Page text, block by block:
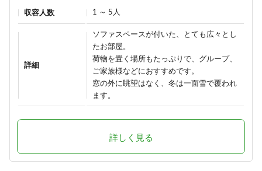
収容人数 1 ～ 5人
詳細
ソファスペースが付いた、とても広々とし
たお部屋。
荷物を置く場所もたっぷりで、グループ、
ご家族様などにおすすめです。
窓の外に眺望はなく、冬は一面雪で覆われ
ます。
詳しく見る